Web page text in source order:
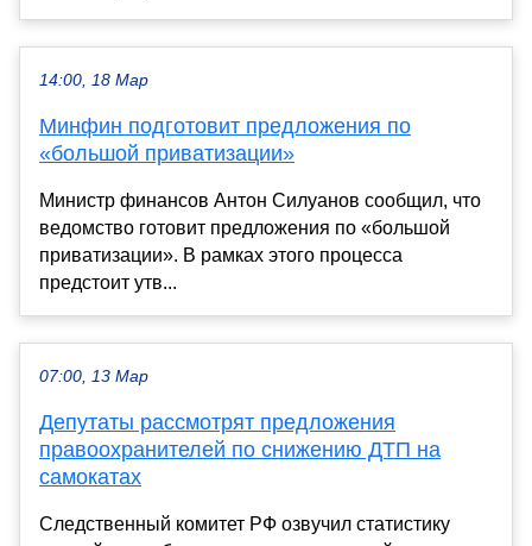
14:00, 18 Мар
Минфин подготовит предложения по
«большой приватизации»
Министр финансов Антон Силуанов сообщил, что
ведомство готовит предложения по «большой
приватизации». В рамках этого процесса
предстоит утв...
07:00, 13 Мар
Депутаты рассмотрят предложения
правоохранителей по снижению ДТП на
самокатах
Следственный комитет РФ озвучил статистику